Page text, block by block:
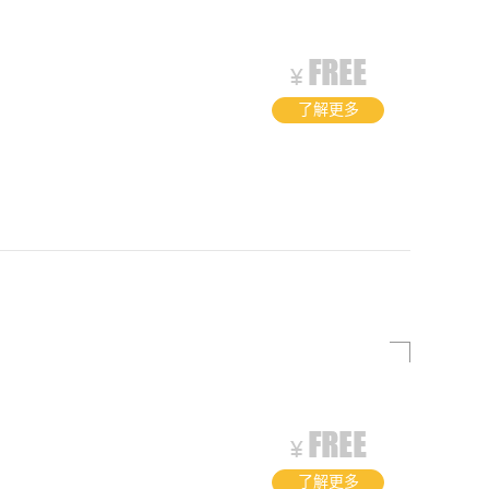
了解更多
了解更多